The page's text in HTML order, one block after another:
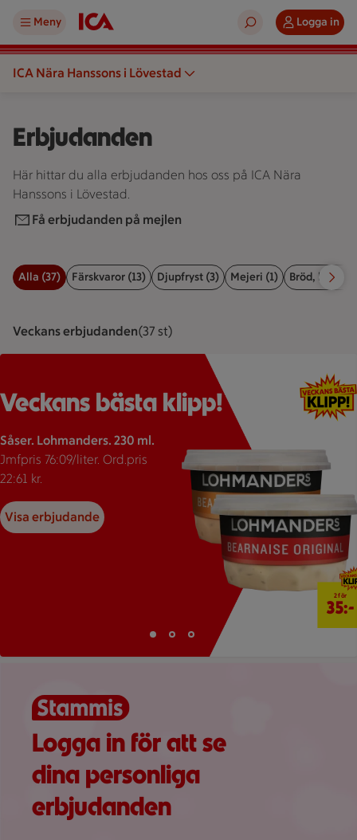
Meny Logga in
ICA Nära Hanssons i Lövestad
Erbjudanden
Här hittar du alla erbjudanden hos oss på ICA Nära
Hanssons i Lövestad.
Få erbjudanden på mejlen
Filter för erbjudanden
Alla (37) Färskvaror (13) Djupfryst (3) Mejeri (1) Bröd, kex &
Veckans erbjudandenVisar 37 st stycken
(37 st)
Röd pil och texten Veckans bästa klipp, minst 25% rabatt
Veckans bästa klipp!
Såser. Lohmanders. 230 ml.
Jmfpris 76:09/liter. Ord.pris
22:61 kr.
Visa erbjudande
2 för 35
2 för
35:-
Bild 1 av 3Bild 2 av 3Bild 3 av 3
Logga in för att se
dina personliga
erbjudanden